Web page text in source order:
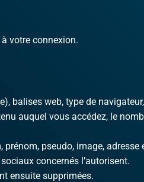
votre connexion.
balises web, type de
auquel vous accédez, le
pseudo, image,
concernés l’autorisent.
ensuite supprimées.